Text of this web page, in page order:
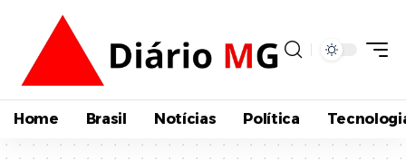
Home Brasil Notícias Política